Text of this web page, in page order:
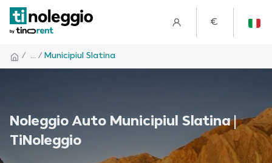
€
/ ... / Municipiul Slatina
Noleggio Auto Municipiul Slatina |
TiNoleggio